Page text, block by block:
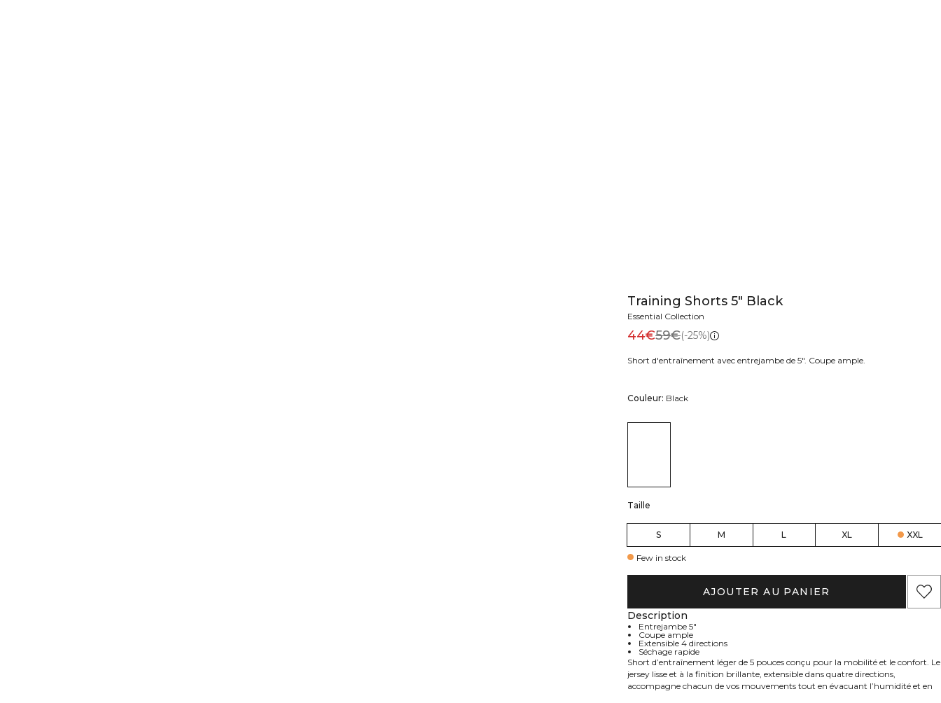
Training Shorts 5" Black
Essential Collection
44€59€(-25%)
Short d'entraînement avec entrejambe de 5". Coupe ample.
Couleur: Black
Taille
S M L XL XXL
Few in stock
AJOUTER AU PANIER
Description
Entrejambe 5"
Coupe ample
Extensible 4 directions
Séchage rapide
Short d’entraînement léger de 5 pouces conçu pour la mobilité et le confort. Le
jersey lisse et à la finition brillante, extensible dans quatre directions,
accompagne chacun de vos mouvements tout en évacuant l’humidité et en